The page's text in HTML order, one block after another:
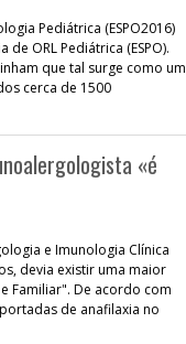
Pediátrica (ESPO2016)
ORL Pediátrica (ESPO).
que tal surge como um
cerca de 1500
«é
e Imunologia Clínica
devia existir uma maior
Familiar". De acordo com
de anafilaxia no